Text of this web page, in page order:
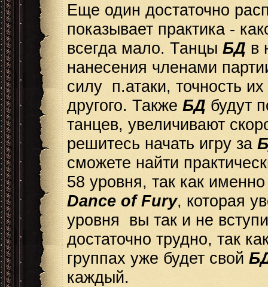
Еще один достаточно
показывает практика -
всегда мало. Танцы БД в
нанесения членами
силу п.атаки, точность
другого. Также БД будут
танцев, увеличивают
решитесь начать игру за
сможете найти
58 уровня, так как
Dance of Fury, которая
уровня вы так и не
достаточно трудно, так
группах уже будет свой
каждый.